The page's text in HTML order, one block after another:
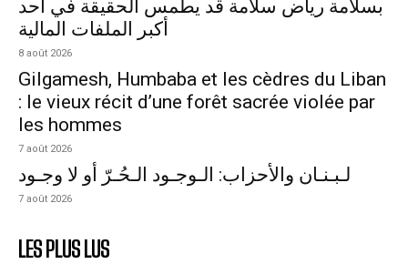
بسلامة رياض سلامة قد يطمس الحقيقة في أحد
أكبر الملفات المالية
8 août 2026
Gilgamesh, Humbaba et les cèdres du Liban
: le vieux récit d’une forêt sacrée violée par
les hommes
7 août 2026
لـبـنـان والأحزاب: الـوجـود الـحُـرّ أو لا وجـود
7 août 2026
LES PLUS LUS